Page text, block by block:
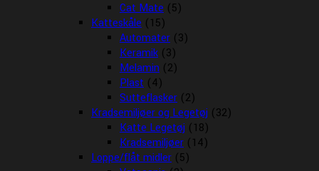
Cat Mate (5)
Katteskåle (15)
Automater (3)
Keramik (3)
Melamin (2)
Plast (4)
Sutteflasker (2)
Kradsemiljøer og Legetøj (32)
Katte Legetøj (18)
Kradsemiljøer (14)
Loppe/flåt midler (5)